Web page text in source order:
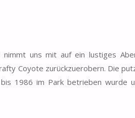
uns mit auf ein lustiges
Coyote zurückzuerobern. Die
1986 im Park betrieben wurde